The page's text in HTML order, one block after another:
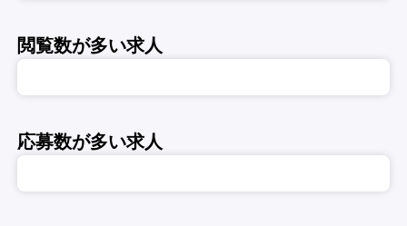
閲覧数が多い求人
応募数が多い求人